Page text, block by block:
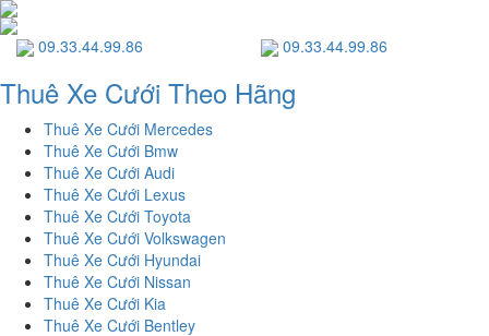
09.33.44.99.86 09.33.44.99.86
Thuê Xe Cưới Theo Hãng
Thuê Xe Cưới Mercedes
Thuê Xe Cưới Bmw
Thuê Xe Cưới Audi
Thuê Xe Cưới Lexus
Thuê Xe Cưới Toyota
Thuê Xe Cưới Volkswagen
Thuê Xe Cưới Hyundai
Thuê Xe Cưới Nissan
Thuê Xe Cưới Kia
Thuê Xe Cưới Bentley